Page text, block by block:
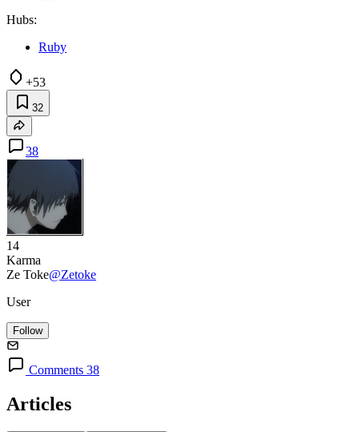
Hubs:
Ruby
+53
32
38
14
Karma
Ze Toke@Zetoke
User
Follow
Comments 38
Articles